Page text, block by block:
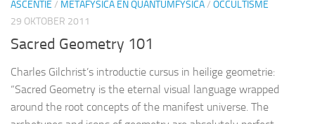
ASCENTIE / METAFYSICA EN QUANTUMFYSICA/ OCCULTISME
29 OKTOBER 2011
Sacred Geometry 101
Charles Gilchrist’s introductie cursus in heilige geometrie:
“Sacred Geometry is the eternal visual language wrapped
around the root concepts of the manifest universe. The